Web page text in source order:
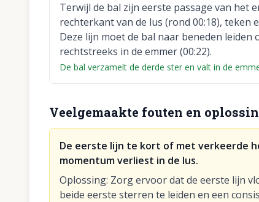
Terwijl de bal zijn eerste passage van het
rechterkant van de lus (rond 00:18),
Deze lijn moet de bal naar beneden leiden
rechtstreeks in de emmer (00:22).
De bal verzamelt de derde ster en valt in de
Veelgemaakte fouten en
De eerste lijn te kort of met verkeerde
momentum verliest in de lus.
Oplossing: Zorg ervoor dat de eerste lijn
beide eerste sterren te leiden en een